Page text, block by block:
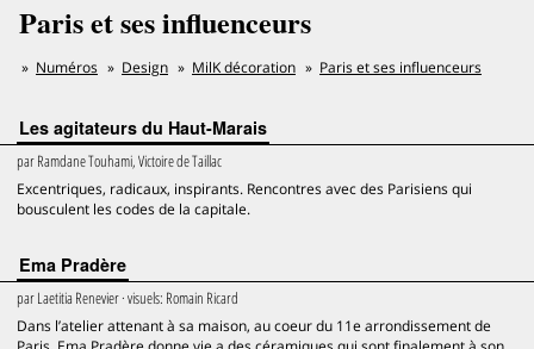
Paris et ses influenceurs
Numéros Design MilK décoration Paris et ses influenceurs
Les agitateurs du Haut-Marais
parRamdane Touhami, Victoire de Taillac
Excentriques, radicaux, inspirants. Rencontres avec des Parisiens qui
bousculent les codes de la capitale.
Ema Pradère
parLaetitia Renevier· visuels: Romain Ricard
Dans l’atelier attenant à sa maison, au coeur du 11e arrondissement de